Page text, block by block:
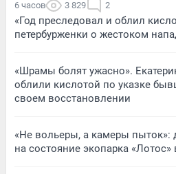
6 часов 3 829 2
«Год преследовал и облил
петербурженки о жестоком
«Шрамы болят ужасно».
облили кислотой по указке
своем восстановлении
«Не вольеры, а камеры пыток»:
на состояние экопарка «Лотос»